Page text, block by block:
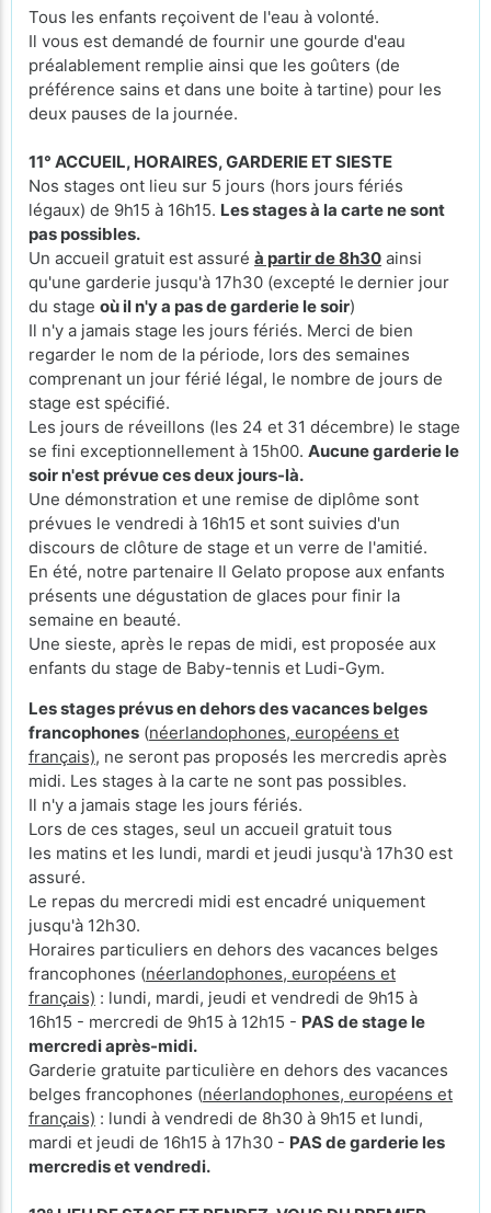
Tous les enfants reçoivent de l'eau à volonté.
Il vous est demandé de fournir une gourde d'eau
préalablement remplie ainsi que les goûters (de
préférence sains et dans une boite à tartine) pour les
deux pauses de la journée.
11° ACCUEIL, HORAIRES, GARDERIE ET SIESTE
Nos stages ont lieu sur 5 jours (hors jours fériés
légaux) de 9h15 à 16h15. Les stages à la carte ne sont
pas possibles.
Un accueil gratuit est assuré à partir de 8h30 ainsi
qu'une garderie jusqu'à 17h30 (excepté le dernier jour
du stage où il n'y a pas de garderie le soir)
Il n'y a jamais stage les jours fériés. Merci de bien
regarder le nom de la période, lors des semaines
comprenant un jour férié légal, le nombre de jours de
stage est spécifié.
Les jours de réveillons (les 24 et 31 décembre) le stage
se fini exceptionnellement à 15h00. Aucune garderie le
soir n'est prévue ces deux jours-là.
Une démonstration et une remise de diplôme sont
prévues le vendredi à 16h15 et sont suivies d'un
discours de clôture de stage et un verre de l'amitié.
En été, notre partenaire Il Gelato propose aux enfants
présents une dégustation de glaces pour finir la
semaine en beauté.
Une sieste, après le repas de midi, est proposée aux
enfants du stage de Baby-tennis et Ludi-Gym.
Les stages prévus en dehors des vacances belges
francophones (néerlandophones, européens et
français), ne seront pas proposés les mercredis après
midi. Les stages à la carte ne sont pas possibles.
Il n'y a jamais stage les jours fériés.
Lors de ces stages, seul un accueil gratuit tous
les matins et les lundi, mardi et jeudi jusqu'à 17h30 est
assuré.
Le repas du mercredi midi est encadré uniquement
jusqu'à 12h30.
Horaires particuliers en dehors des vacances belges
francophones (néerlandophones, européens et
français) : lundi, mardi, jeudi et vendredi de 9h15 à
16h15 - mercredi de 9h15 à 12h15 - PAS de stage le
mercredi après-midi.
Garderie gratuite particulière en dehors des vacances
belges francophones (néerlandophones, européens et
français) : lundi à vendredi de 8h30 à 9h15 et lundi,
mardi et jeudi de 16h15 à 17h30 - PAS de garderie les
mercredis et vendredi.